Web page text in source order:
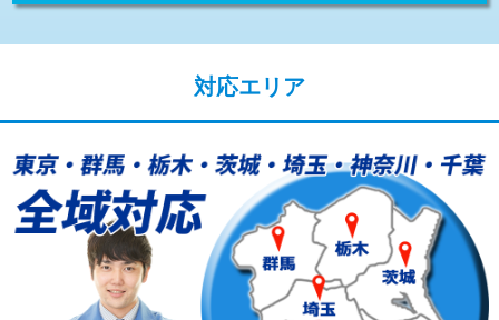
業)
給水管工事※（塩ビ管（VP・HI）使
用/3ｍまで)
33,000円
給水管工事※（塩ビ管（VP・HI）使
用（追加）/3ｍ超え)
+8,800円
給水管工事※（ライニング鋼管・銅
44,000円
対応エリア